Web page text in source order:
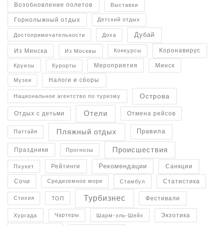
Возобновление полетов Выставки
Горнолыжный отдых Детский отдых
Достопримечательности Доха Дубай
Из Минска Из Москвы Конкурсы Коронавирус
Круизы Курорты Мероприятия Минск
Музеи Налоги и сборы
Национальное агентство по туризму Острова
Отдых с детьми Отели Отмена рейсов
Паттайя Пляжный отдых Правила
Праздники Прогнозы Происшествия
Пхукет Рейтинги Рекомендации Санкции
Сочи Средиземное море Стамбул Статистика
Стихия ТОП Турбизнес Фестивали
Хургада Чартеры Шарм-эль-Шейх Экзотика